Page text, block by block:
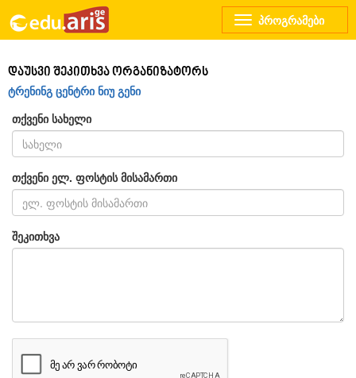
Toggle
navigation
დაუსვი შეკითხვა ორგანიზატორს
ტრენინგ ცენტრი ნიუ გენი
თქვენი სახელი
თქვენი ელ. ფოსტის მისამართი
შეკითხვა